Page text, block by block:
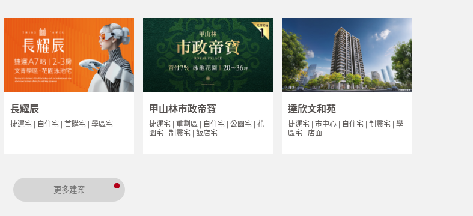
長耀辰
捷運宅 | 自住宅 | 首購宅 | 學區宅
甲山林市政帝寶
捷運宅 | 重劃區 | 自住宅 | 公園宅 | 花
園宅 | 制震宅 | 飯店宅
達欣文和苑
捷運宅 | 市中心 | 自住宅 | 制震宅 | 學
區宅 | 店面
更多建案